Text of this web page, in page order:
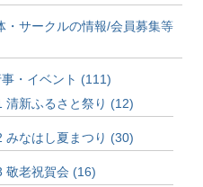
・サークルの情報/会員募集等
・イベント (111)
新ふるさと祭り (12)
なはし夏まつり (30)
老祝賀会 (16)